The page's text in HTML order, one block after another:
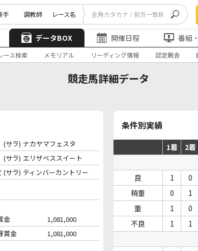
手 調教師 レース名
データBOX 開催日程 番組
ース検索 メモリアル リーディング情報 認定厩舎
競走馬詳細データ
(サラ) ナカヤマフェスタ
(サラ) エリザベススイート
(サラ) ティンバーカントリー
金
1,081,000
賞金
1,081,000
条件別実績
1着 2着
良
1 0
稍重
0 1
重
1 0
不良
1 1